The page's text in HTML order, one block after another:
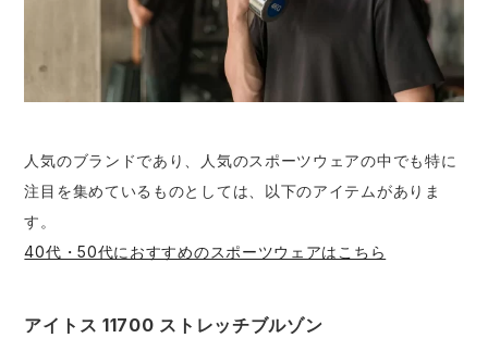
人気のブランドであり、人気のスポーツウェアの中でも特に
注目を集めているものとしては、以下のアイテムがありま
す。
40代・50代におすすめのスポーツウェアはこちら
アイトス 11700 ストレッチブルゾン